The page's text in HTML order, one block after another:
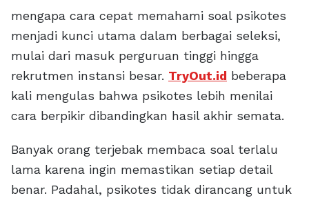
mengapa cara cepat memahami soal psikotes
menjadi kunci utama dalam berbagai seleksi,
mulai dari masuk perguruan tinggi hingga
rekrutmen instansi besar. TryOut.id beberapa
kali mengulas bahwa psikotes lebih menilai
cara berpikir dibandingkan hasil akhir semata.
Banyak orang terjebak membaca soal terlalu
lama karena ingin memastikan setiap detail
benar. Padahal, psikotes tidak dirancang untuk